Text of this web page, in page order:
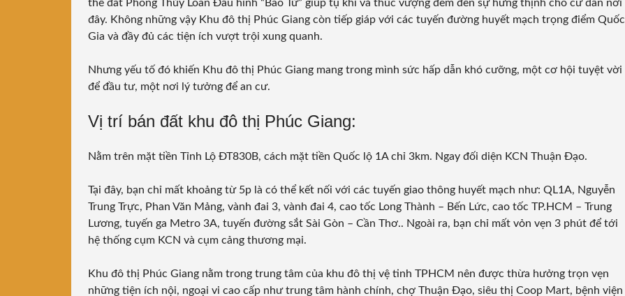
thế đất Phong Thủy Loan Đầu hình “Bao Tử” giúp tụ khí và thúc vượng đem đến sự hưng thịnh cho cư dân nơi
đây. Không những vậy Khu đô thị Phúc Giang còn tiếp giáp với các tuyến đường huyết mạch trọng điểm Quốc
Gia và đầy đủ các tiện ích vượt trội xung quanh.
Nhưng yếu tố đó khiến Khu đô thị Phúc Giang mang trong mình sức hấp dẫn khó cưỡng, một cơ hội tuyệt vời
để đầu tư, một nơi lý tưởng để an cư.
Vị trí bán đất khu đô thị Phúc Giang:
Nằm trên mặt tiền Tỉnh Lộ ĐT830B, cách mặt tiền Quốc lộ 1A chỉ 3km. Ngay đối diện KCN Thuận Đạo.
Tại đây, bạn chỉ mất khoảng từ 5p là có thể kết nối với các tuyến giao thông huyết mạch như: QL1A, Nguyễn
Trung Trực, Phan Văn Mảng, vành đai 3, vành đai 4, cao tốc Long Thành – Bến Lức, cao tốc TP.HCM – Trung
Lương, tuyến ga Metro 3A, tuyến đường sắt Sài Gòn – Cần Thơ.. Ngoài ra, bạn chỉ mất vỏn vẹn 3 phút để tới
hệ thống cụm KCN và cụm cảng thương mại.
Khu đô thị Phúc Giang nằm trong trung tâm của khu đô thị vệ tinh TPHCM nên được thừa hưởng trọn vẹn
những tiện ích nội, ngoại vi cao cấp như trung tâm hành chính, chợ Thuận Đạo, siêu thị Coop Mart, bệnh viện